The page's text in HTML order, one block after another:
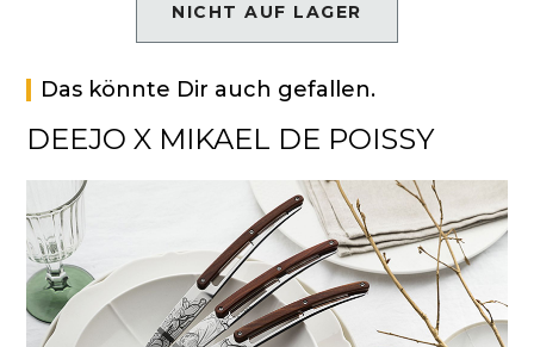
NICHT AUF LAGER
Das könnte Dir auch gefallen.
DEEJO X MIKAEL DE POISSY